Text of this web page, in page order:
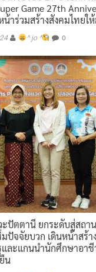
Game 27th
น้าร่วมสร้างสังคมไทยใ
^ jo ^ 0
ปัตตานี ยกระดับสู่สถา
มปัจจัยบวก เดินหน้าสร้
ละแกนนำนักศึกษาอา
น